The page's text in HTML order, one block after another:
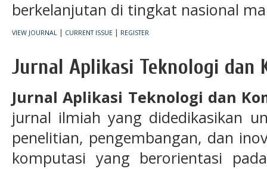
berkelanjutan di tingkat nasional
VIEW JOURNAL | CURRENT ISSUE | REGISTER
Jurnal Aplikasi Teknologi dan
Jurnal Aplikasi Teknologi dan
jurnal ilmiah yang didedikasikan
penelitian, pengembangan, dan
komputasi yang berorientasi